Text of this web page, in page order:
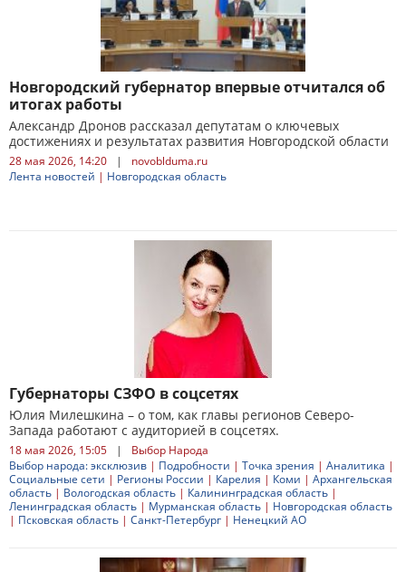
Новгородский губернатор впервые отчитался об
итогах работы
Александр Дронов рассказал депутатам о ключевых
достижениях и результатах развития Новгородской области
28 мая 2026, 14:20 |
novoblduma.ru
Лента новостей | Новгородская область
Губернаторы СЗФО в соцсетях
Юлия Милешкина – о том, как главы регионов Северо-
Запада работают с аудиторией в соцсетях.
18 мая 2026, 15:05 |
Выбор Народа
Выбор народа: эксклюзив | Подробности | Точка зрения | Аналитика |
Социальные сети | Регионы России | Карелия | Коми | Архангельская
область | Вологодская область | Калининградская область |
Ленинградская область | Мурманская область | Новгородская область
| Псковская область | Санкт-Петербург | Ненецкий АО